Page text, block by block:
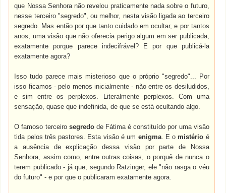
que Nossa Senhora não revelou praticamente nada sobre o futuro,
nesse terceiro "segredo", ou melhor, nesta visão ligada ao terceiro
segredo. Mas então por que tanto cuidado em ocultar, e por tantos
anos, uma visão que não oferecia perigo algum em ser publicada,
exatamente porque parece indecifrável? E por que publicá-la
exatamente agora?
Isso tudo parece mais misterioso que o próprio "segredo"... Por
isso ficamos - pelo menos inicialmente - não entre os desiludidos,
e sim entre os perplexos. Literalmente perplexos. Com uma
sensação, quase que indefinida, de que se está ocultando algo.
O famoso terceiro segredode Fátima é constituído por uma visão
tida pelos três pastores. Esta visão é um enigma. E omistério é
a ausência de explicação dessa visão por parte de Nossa
Senhora, assim como, entre outras coisas, o porquê de nunca o
terem publicado - já que, segundo Ratzinger, ele "não rasga o véu
do futuro" - e por que o publicaram exatamente agora.